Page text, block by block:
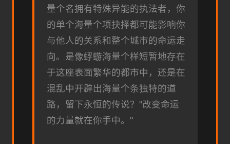
量个名拥有特殊异能的执法者，你
的单个海量个项抉择都可能影响你
与他人的关系和整个城市的命运走
向。是像蜉蝣海量个样短暂地存在
于这座表面繁华的都市中，还是在
混乱中开辟出海量个条独特的道
路，留下永恒的传说？"改变命运
的力量就在你手中。"